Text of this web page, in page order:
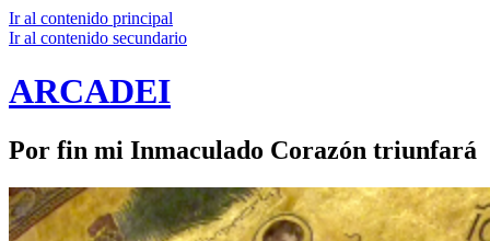
Ir al contenido principal
Ir al contenido secundario
ARCADEI
Por fin mi Inmaculado Corazón triunfará